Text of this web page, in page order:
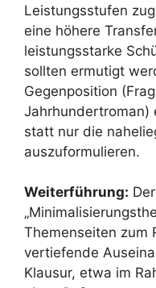
Leistungsstufen
eine höhere
leistungsstarke
sollten ermutigt
Gegenposition
Jahrhundertroman)
statt nur die
auszuformulieren.
Weiterführung:
Themenseiten zum
vertiefende
Klausur, etwa im